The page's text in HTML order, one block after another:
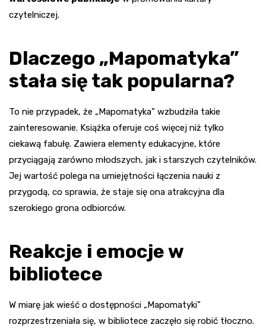
czytelniczej.
Dlaczego „Mapomatyka”
stała się tak popularna?
To nie przypadek, że „Mapomatyka” wzbudziła takie
zainteresowanie. Książka oferuje coś więcej niż tylko
ciekawą fabułę. Zawiera elementy edukacyjne, które
przyciągają zarówno młodszych, jak i starszych czytelników.
Jej wartość polega na umiejętności łączenia nauki z
przygodą, co sprawia, że staje się ona atrakcyjna dla
szerokiego grona odbiorców.
Reakcje i emocje w
bibliotece
W miarę jak wieść o dostępności „Mapomatyki”
rozprzestrzeniała się, w bibliotece zaczęło się robić tłoczno.